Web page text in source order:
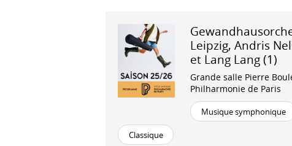
Leipzig, Andris
et Lang Lang (1)
Grande salle Pierre
Philharmonie de Paris
Musique symphonique
Classique